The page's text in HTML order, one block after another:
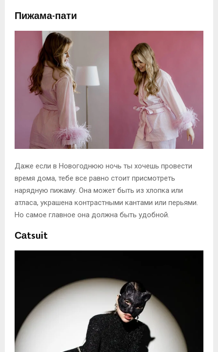
Пижама-пати
Даже если в Новогоднюю ночь ты хочешь провести
время дома, тебе все равно стоит присмотреть
нарядную пижаму. Она может быть из хлопка или
атласа, украшена контрастными кантами или перьями.
Но самое главное она должна быть удобной.
Саtsuit